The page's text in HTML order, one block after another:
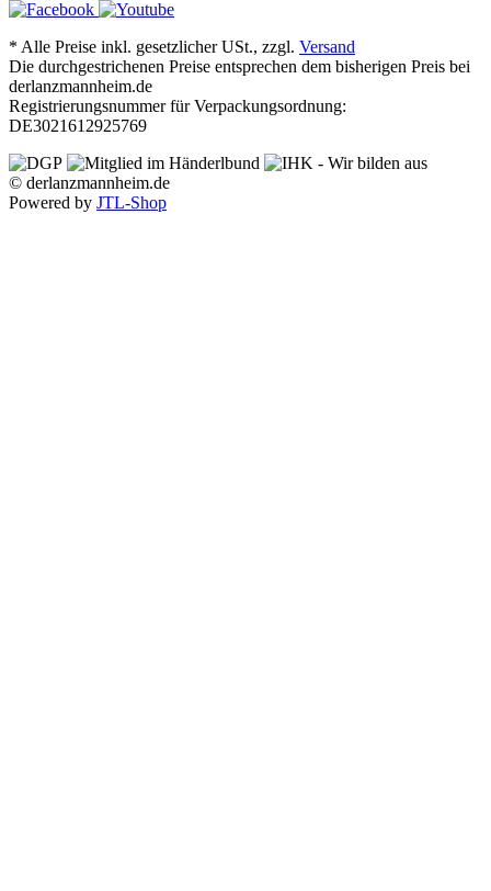
* Alle Preise inkl. gesetzlicher USt., zzgl. Versand
Die durchgestrichenen Preise entsprechen dem bisherigen Preis bei
derlanzmannheim.de
Registrierungsnummer für Verpackungsordnung:
DE3021612925769
© derlanzmannheim.de
Powered by JTL-Shop